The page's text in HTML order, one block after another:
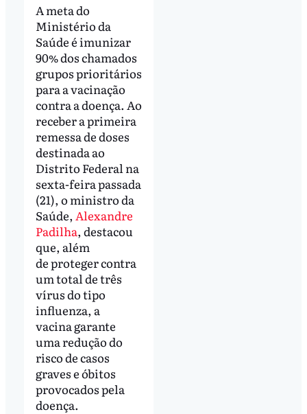
A meta do
Ministério da
Saúde é imunizar
90% dos chamados
grupos prioritários
para a vacinação
contra a doença. Ao
receber a primeira
remessa de doses
destinada ao
Distrito Federal na
sexta-feira passada
(21), o ministro da
Saúde, Alexandre
Padilha, destacou
que, além
de proteger contra
um total de três
vírus do tipo
influenza, a
vacina garante
uma redução do
risco de casos
graves e óbitos
provocados pela
doença.